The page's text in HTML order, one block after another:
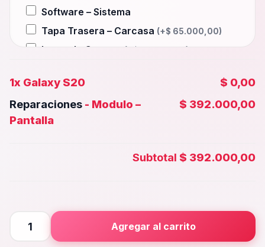
Software – Sistema
Tapa Trasera – Carcasa (+$ 65.000,00)
Lente de Camara
Wifi – Señal – Antena
Camara Trasera(+$ 50.000,00)
Camara frontal, Selfie – Face id
Microfono – Sensor(+$36.000,00)
Placa Principal
1x Galaxy S20
$ 0,00
Reparaciones - Modulo –
Pantalla
$ 392.000,00
Subtotal $ 392.000,00
Agregar al carrito